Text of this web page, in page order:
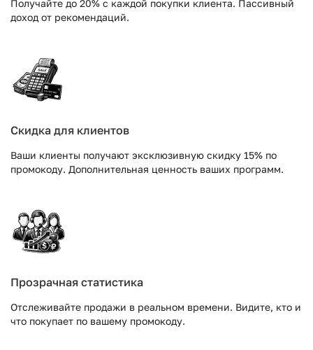
Получайте до 20% с каждой покупки клиента. Пассивный
доход от рекомендаций.
Скидка для клиентов
Ваши клиенты получают эксклюзивную скидку 15% по
промокоду. Дополнительная ценность ваших программ.
Прозрачная статистика
Отслеживайте продажи в реальном времени. Видите, кто и
что покупает по вашему промокоду.